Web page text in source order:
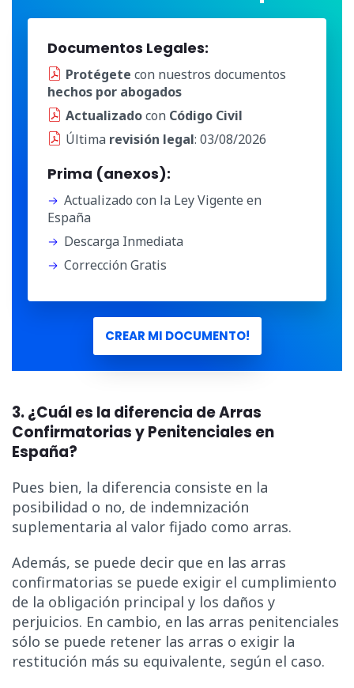
Documentos Legales:
Protégete con nuestros documentos
hechos por abogados
Actualizadocon Código Civil
Última revisión legal: 03/08/2026
Prima (anexos):
Actualizado con la Ley Vigente en
España
Descarga Inmediata
Corrección Gratis
CREAR MI DOCUMENTO!
3. ¿Cuál es la diferencia de Arras
Confirmatorias y Penitenciales en
España?
Pues bien, la diferencia consiste en la
posibilidad o no, de indemnización
suplementaria al valor fijado como arras.
Además, se puede decir que en las arras
confirmatorias se puede exigir el cumplimiento
de la obligación principal y los daños y
perjuicios. En cambio, en las arras penitenciales
sólo se puede retener las arras o exigir la
restitución más su equivalente, según el caso.